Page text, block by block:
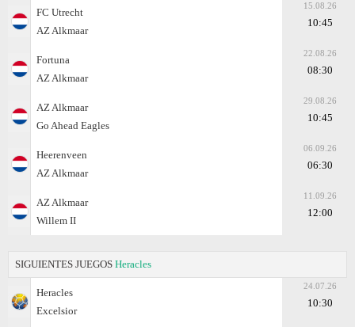
FC Utrecht
AZ Alkmaar
15.08.26
10:45
Fortuna
AZ Alkmaar
22.08.26
08:30
AZ Alkmaar
Go Ahead Eagles
29.08.26
10:45
Heerenveen
AZ Alkmaar
06.09.26
06:30
AZ Alkmaar
Willem II
11.09.26
12:00
SIGUIENTES JUEGOS Heracles
Heracles
Excelsior
24.07.26
10:30